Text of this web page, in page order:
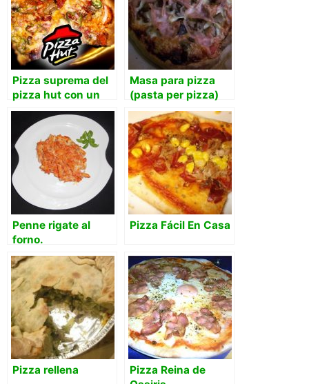
Pizza suprema del
pizza hut con un
toque personal
Masa para pizza
(pasta per pizza)
Penne rigate al
forno.
Pizza Fácil En Casa
Pizza rellena
Pizza Reina de